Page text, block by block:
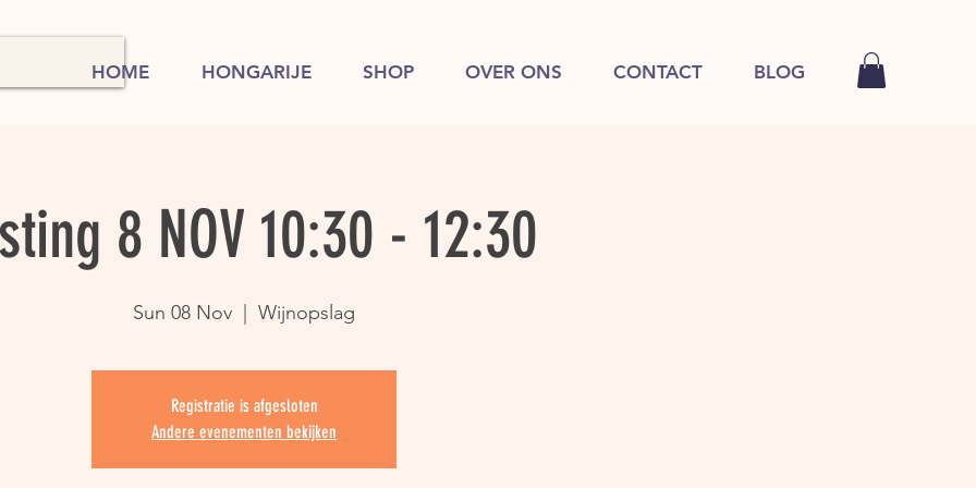
HOME HONGARIJE SHOP OVER ONS CONTACT BLOG
8 NOV 10:30 - 12:30
Sun 08 Nov Wijnopslag
Registratie is afgesloten
Andere evenementen bekijken